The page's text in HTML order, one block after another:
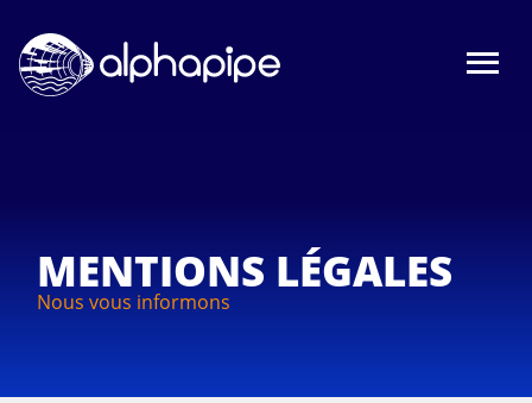
MENTIONS LÉGALES
Nous vous informons